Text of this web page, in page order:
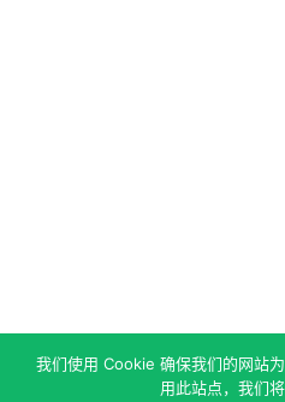
我们使用 Cookie 确保我们的网站
用此站点，我们将